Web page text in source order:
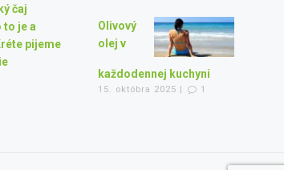
čaj
to je a
pijeme
Olivový
olej v
každodennej kuchyni
15. októbra 2025 | 1